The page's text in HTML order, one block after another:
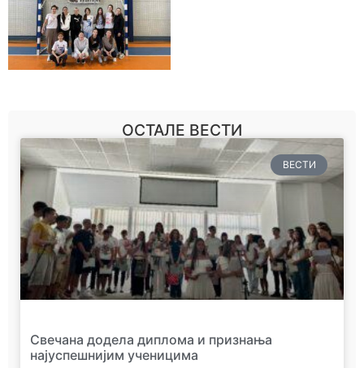
ОСТАЛЕ ВЕСТИ
ВЕСТИ
Свечана додела диплома и признања
најуспешнијим ученицима